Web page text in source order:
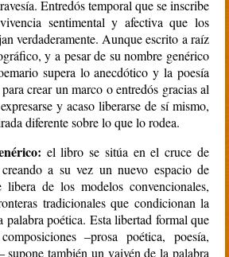
Entredós temporal que se inscribe
sentimental y afectiva que los
verdaderamente. Aunque escrito a raíz
y a pesar de su nombre genérico
supera lo anecdótico y la poesía
crear un marco o entredós gracias al
y acaso liberarse de sí mismo,
diferente sobre lo que lo rodea.
el libro se sitúa en el cruce de
a su vez un nuevo espacio de
libera de los modelos convencionales,
tradicionales que condicionan la
palabra poética. Esta libertad formal que
–prosa poética, poesía,
supone también un vaivén de la palabra